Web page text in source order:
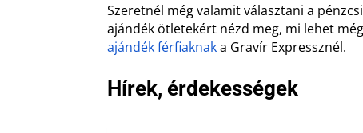
Szeretnél még valamit választani a
ajándék ötletekért nézd meg, mi lehet
ajándék férfiaknaka Gravír Expressznél.
Hírek, érdekességek